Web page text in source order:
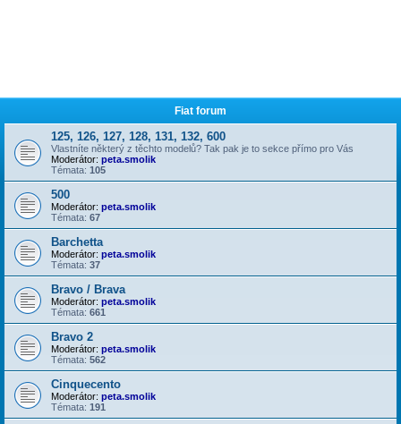
Fiat forum
125, 126, 127, 128, 131, 132, 600
Vlastníte některý z těchto modelů? Tak pak je to sekce přímo pro Vás
Moderátor: peta.smolik
Témata: 105
500
Moderátor: peta.smolik
Témata: 67
Barchetta
Moderátor: peta.smolik
Témata: 37
Bravo / Brava
Moderátor: peta.smolik
Témata: 661
Bravo 2
Moderátor: peta.smolik
Témata: 562
Cinquecento
Moderátor: peta.smolik
Témata: 191